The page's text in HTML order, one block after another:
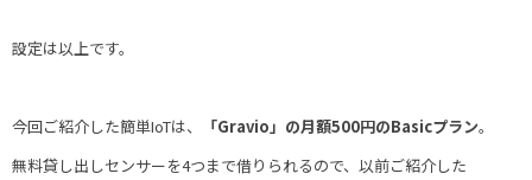
設定は以上です。
今回ご紹介した簡単IoTは、 「Gravio」の月額500円のBasicプラン。
無料貸し出しセンサーを4つまで借りられるので、以前ご紹介した